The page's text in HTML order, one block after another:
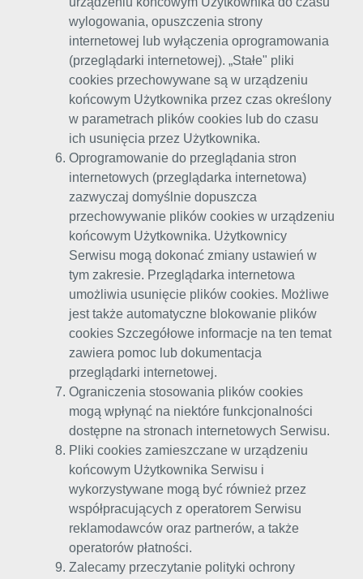
wylogowania, opuszczenia strony
internetowej lub wyłączenia oprogramowania
(przeglądarki internetowej). „Stałe" pliki
cookies przechowywane są w urządzeniu
końcowym Użytkownika przez czas określony
w parametrach plików cookies lub do czasu
ich usunięcia przez Użytkownika.
Oprogramowanie do przeglądania stron
internetowych (przeglądarka internetowa)
zazwyczaj domyślnie dopuszcza
przechowywanie plików cookies w urządzeniu
końcowym Użytkownika. Użytkownicy
Serwisu mogą dokonać zmiany ustawień w
tym zakresie. Przeglądarka internetowa
umożliwia usunięcie plików cookies. Możliwe
jest także automatyczne blokowanie plików
cookies Szczegółowe informacje na ten temat
zawiera pomoc lub dokumentacja
przeglądarki internetowej.
Ograniczenia stosowania plików cookies
mogą wpłynąć na niektóre funkcjonalności
dostępne na stronach internetowych Serwisu.
Pliki cookies zamieszczane w urządzeniu
końcowym Użytkownika Serwisu i
wykorzystywane mogą być również przez
współpracujących z operatorem Serwisu
reklamodawców oraz partnerów, a także
operatorów płatności.
Zalecamy przeczytanie polityki ochrony